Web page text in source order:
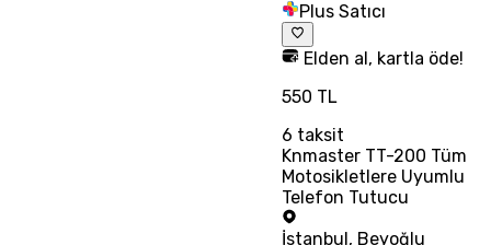
Plus Satıcı
Elden al, kartla öde!
550 TL
6 taksit
Knmaster TT-200 Tüm
Motosikletlere Uyumlu
Telefon Tutucu
İstanbul, Beyoğlu